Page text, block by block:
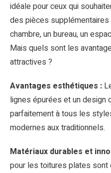
idéale pour ceux qui
des pièces supplémentaires
chambre, un bureau, un
Mais quels sont les
attractives ?
Avantages esthétiques :
lignes épurées et un design
parfaitement à tous les
modernes aux traditionnels.
Matériaux durables et
pour les toitures plates